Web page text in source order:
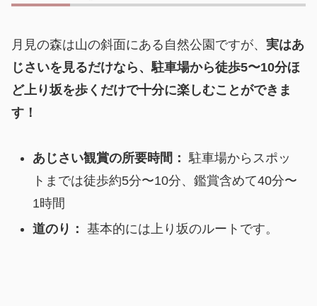
月見の森は山の斜面にある自然公園ですが、 実はあ
じさいを見るだけなら、駐車場から徒歩5〜10分ほ
ど上り坂を歩くだけで十分に楽しむことができま
す！
あじさい観賞の所要時間： 駐車場からスポッ
トまでは徒歩約5分〜10分、鑑賞含めて40分〜
1時間
道のり： 基本的には上り坂のルートです。